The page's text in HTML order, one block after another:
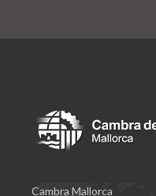
Cambra Mallorca